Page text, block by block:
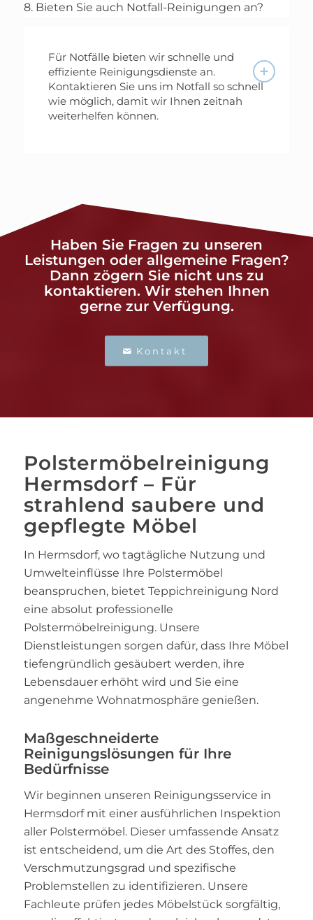
8. Bieten Sie auch Notfall-Reinigungen an?
Für Notfälle bieten wir schnelle und
effiziente Reinigungsdienste an.
Kontaktieren Sie uns im Notfall so schnell
wie möglich, damit wir Ihnen zeitnah
weiterhelfen können.
Haben Sie Fragen zu unseren
Leistungen oder allgemeine Fragen?
Dann zögern Sie nicht uns zu
kontaktieren. Wir stehen Ihnen
gerne zur Verfügung.
Kontakt
Polstermöbelreinigung
Hermsdorf – Für
strahlend saubere und
gepflegte Möbel
In Hermsdorf, wo tagtägliche Nutzung und
Umwelteinflüsse Ihre Polstermöbel
beanspruchen, bietet Teppichreinigung Nord
eine absolut professionelle
Polstermöbelreinigung. Unsere
Dienstleistungen sorgen dafür, dass Ihre Möbel
tiefengründlich gesäubert werden, ihre
Lebensdauer erhöht wird und Sie eine
angenehme Wohnatmosphäre genießen.
Maßgeschneiderte
Reinigungslösungen für Ihre
Bedürfnisse
Wir beginnen unseren Reinigungsservice in
Hermsdorf mit einer ausführlichen Inspektion
aller Polstermöbel. Dieser umfassende Ansatz
ist entscheidend, um die Art des Stoffes, den
Verschmutzungsgrad und spezifische
Problemstellen zu identifizieren. Unsere
Fachleute prüfen jedes Möbelstück sorgfältig,